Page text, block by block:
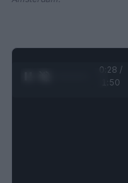
0:28 /
1:50